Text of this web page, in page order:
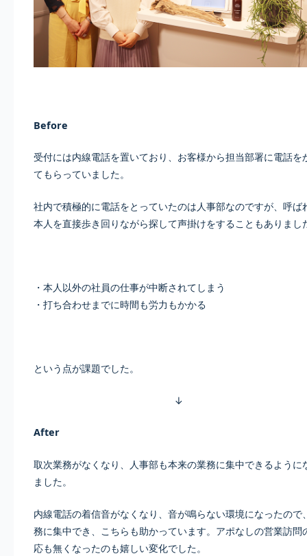
Before
受付には内線電話を置いており、お客様から担当部署に電話を
てもらっていました。
社内で積極的に電話をとっていたのは人事部なのですが、呼ば
本人を直接歩き回りながら探して声掛けをすることもありまし
・本人以外の社員の仕事が中断されてしまう
・打ち合わせまでに時間も労力もかかる
という点が課題でした。
↓
After
取次業務がなくなり、人事部も本来の業務に集中できるように
ました。
内線電話の着信音がなくなり、音が鳴らない環境になったので
務に集中でき、こちらも助かっています。アポなしの営業訪問
応も無くなったのも嬉しい変化でした。